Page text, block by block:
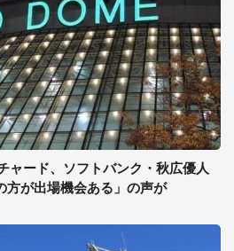
ャード、ソフトバンク・秋広優人
方が出場機会ある」の声が